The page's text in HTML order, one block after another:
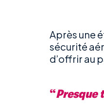
Après une
sécurité
d’offrir au
“Presque